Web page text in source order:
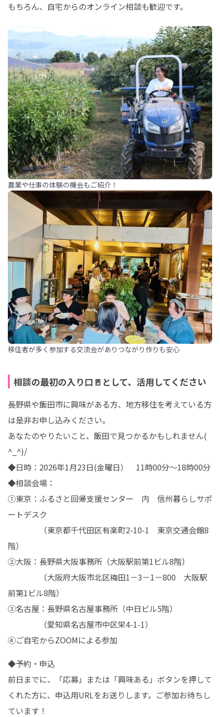
もちろん、自宅からのオンライン相談も歓迎です。
農業や仕事の体験の機会もご紹介！
移住者が多く参加する交流会がありつながり作りも安心
相談の最初の入り口🚪として、活用してください
長野県や飯田市に興味がある方、地方移住を考えている方
は是非お申し込みください。
あなたのやりたいこと、飯田で見つかるかもしれません(
^_^)/
◆日時：2026年1月23日(金曜日）　11時00分～18時00分
◆相談会場：
①東京：ふるさと回帰支援センター　内　信州暮らしサポ
ートデスク
（東京都千代田区有楽町2-10-1　東京交通会館8
階）
②大阪：長野県大阪事務所（大阪駅前第1ビル8階）
（大阪府大阪市北区梅田1－3－1－800　大阪駅
前第1ビル8階）
③名古屋：長野県名古屋事務所（中日ビル5階）
（愛知県名古屋市中区栄4-1-1）
④ご自宅からZOOMによる参加
◆予約・申込
前日までに、「応募」または「興味ある」ボタンを押して
くれた方に、申込用URLをお送りします。ご参加お待ちし
ています！